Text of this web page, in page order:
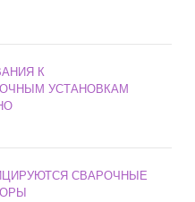
К
УСТАНОВКАМ
СВАРОЧНЫЕ